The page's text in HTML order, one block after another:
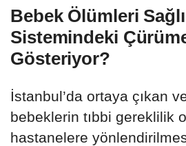
Bebek Ölümleri
Sistemindeki
Gösteriyor?
İstanbul’da ortaya çıkan
bebeklerin tıbbi gereklilik
hastanelere